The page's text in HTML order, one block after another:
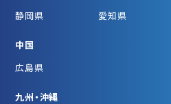
静岡県
愛知県
中国
広島県
九州・沖縄